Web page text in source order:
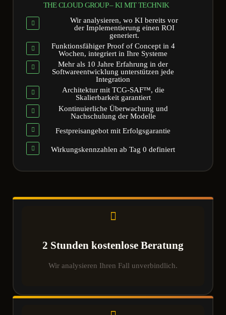
THE CLOUD GROUP – KI MIT TECHNIK
Wir analysieren, wo KI bereits vor
der Implementierung einen ROI
generiert.
Funktionsfähiger Proof of Concept in 4
Wochen, integriert in Ihre Systeme
Mehr als 10 Jahre Erfahrung in der
Softwareentwicklung unterstützen jede
Integration
Architektur mit TCG-SAF™, die
Skalierbarkeit garantiert
Kontinuierliche Überwachung und
Nachschulung der Modelle
Festpreisangebot mit Erfolgsgarantie
Wirkungskennzahlen ab Tag 0 definiert
2 Stunden kostenlose Beratung
Wir analysieren Ihren Fall unverbindlich.